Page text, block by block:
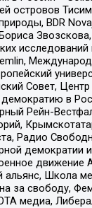
островов
BDR
Совет,
в
Рейн-
Радио
демократии
альянс, Школа
за свободу,
медиа,